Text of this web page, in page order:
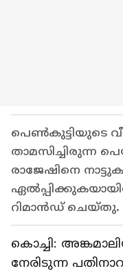
പെൺകുട്ടിയുടെ
താമസിച്ചിരുന്ന
രാജേഷിനെ
റിമാൻഡ് ചെയ്തു.
കൊച്ചി:
നേരിടുന്ന